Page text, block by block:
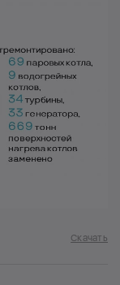
Скачать